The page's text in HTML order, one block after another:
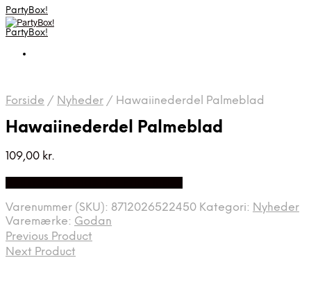
PartyBox!
PartyBox!
Forside / Nyheder / Hawaiinederdel Palmeblad
Hawaiinederdel Palmeblad
109,00 kr.
Varenummer (SKU): 8712026522450 Kategori: Nyheder
Varemærke: Godan
Previous Product
Next Product